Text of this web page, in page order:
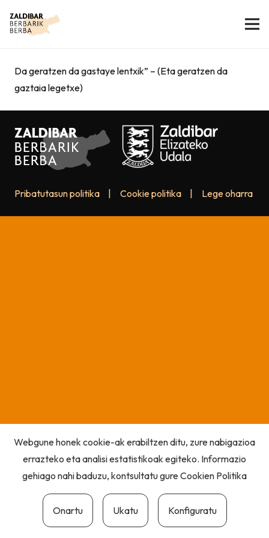
Da geratzen da gastaye lentxik” – (Eta geratzen da
gaztaia legetxe)
Pribatutasun politika Cookie politika Lege oharra
Webgune honek cookie-ak erabiltzen ditu, zure nabigazioa
errazteko eta analisi estatistikoak egiteko. Informazio
gehiago nahi baduzu, kontsultatu gureCookien Politika
Onartu Ukatu Konfiguratu